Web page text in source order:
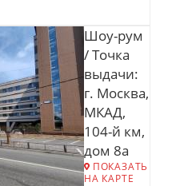
Шоу-рум
/ Точка
выдачи:
г. Москва,
МКАД,
104-й км,
дом 8а
ПОКАЗАТЬ
НА КАРТЕ